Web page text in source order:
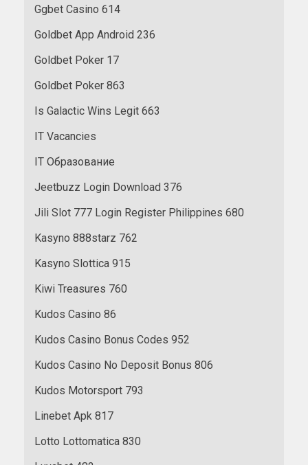
Ggbet Casino 614
Goldbet App Android 236
Goldbet Poker 17
Goldbet Poker 863
Is Galactic Wins Legit 663
IT Vacancies
IT Образование
Jeetbuzz Login Download 376
Jili Slot 777 Login Register Philippines 680
Kasyno 888starz 762
Kasyno Slottica 915
Kiwi Treasures 760
Kudos Casino 86
Kudos Casino Bonus Codes 952
Kudos Casino No Deposit Bonus 806
Kudos Motorsport 793
Linebet Apk 817
Lotto Lottomatica 830